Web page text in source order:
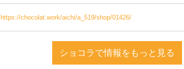
https://chocolat.work/aichi/a_519/shop/01426/
ショコラで情報をもっと見る